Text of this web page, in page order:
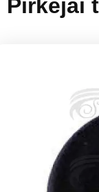
Pirkėjai